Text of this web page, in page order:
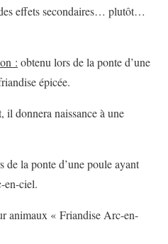
effets secondaires… plutôt…
: obtenu lors de la ponte d’une
épicée.
donnera naissance à une
de la ponte d’une poule ayant
en-ciel.
animaux « Friandise Arc-en-